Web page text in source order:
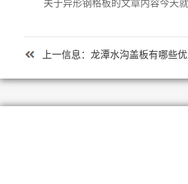
关于异形钢格板的文章内容今天就
上一信息： 龙潭水沟盖板有哪些